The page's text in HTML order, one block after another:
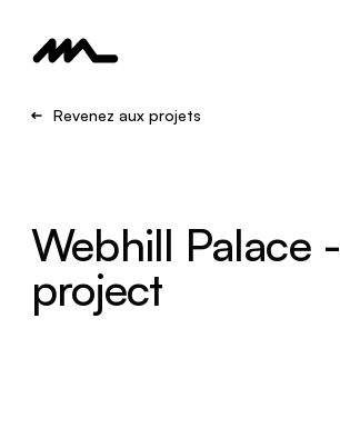
Revenez aux projets
Webhill Palace -
project